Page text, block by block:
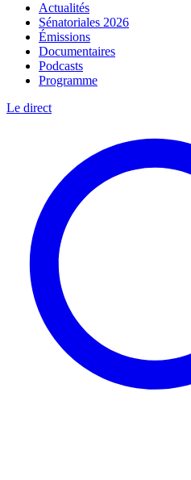
Actualités
Sénatoriales 2026
Émissions
Documentaires
Podcasts
Programme
Le direct